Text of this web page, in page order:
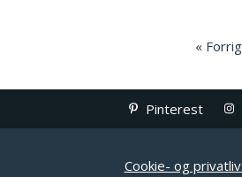
«
Pinterest
Cookie- og